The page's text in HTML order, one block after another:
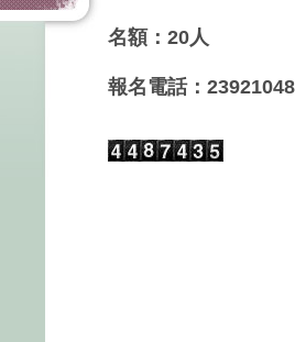
名額：20人
報名電話：23921048